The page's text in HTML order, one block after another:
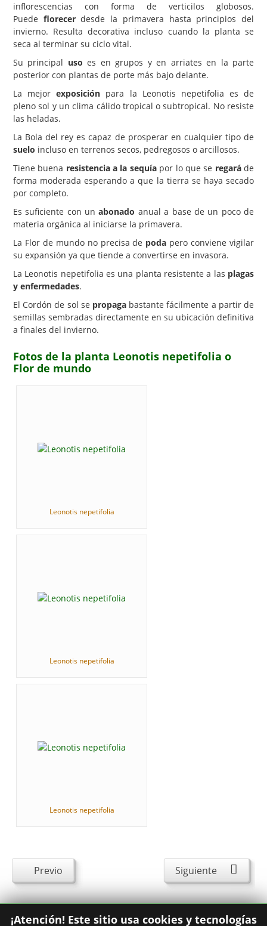
inflorescencias con forma de verticilos globosos.
Puede florecerdesde la primavera hasta principios del
invierno. Resulta decorativa incluso cuando la planta se
seca al terminar su ciclo vital.
Su principal uso es en grupos y en arriates en la parte
posterior con plantas de porte más bajo delante.
La mejorexposición para la Leonotis nepetifolia es de
pleno sol y un clima cálido tropical o subtropical. No resiste
las heladas.
La Bola del rey es capaz de prosperar en cualquier tipo de
suelo incluso en terrenos secos, pedregosos o arcillosos.
Tiene buena resistencia a la sequíapor lo que se regaráde
forma moderada esperando a que la tierra se haya secado
por completo.
Es suficiente con unabonado anual a base de un poco de
materia orgánica al iniciarse la primavera.
La Flor de mundo no precisa de poda pero conviene vigilar
su expansión ya que tiende a convertirse en invasora.
La Leonotis nepetifolia es una planta resistente a las plagas
y enfermedades.
El Cordón de sol se propaga bastante fácilmente a partir de
semillas sembradas directamente en su ubicación definitiva
a finales del invierno.
Fotos de la planta Leonotis nepetifolia o
Flor de mundo
Leonotis nepetifolia
Leonotis nepetifolia
Leonotis nepetifolia
Previo Siguiente
¡Atención! Este sitio usa cookies y tecnologías